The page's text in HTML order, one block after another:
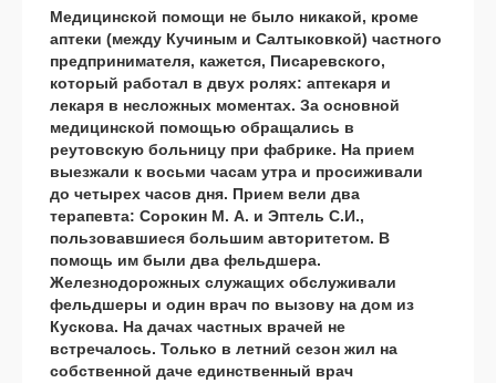
Медицинской помощи не было никакой, кроме
аптеки (между Кучиным и Салтыковкой) частного
предпринимателя, кажется, Писаревского,
который работал в двух ролях: аптекаря и
лекаря в несложных моментах. За основной
медицинской помощью обращались в
реутовскую больницу при фабрике. На прием
выезжали к восьми часам утра и просиживали
до четырех часов дня. Прием вели два
терапевта: Сорокин М. А. и Эптель С.И.,
пользовавшиеся большим авторитетом. В
помощь им были два фельдшера.
Железнодорожных служащих обслуживали
фельдшеры и один врач по вызову на дом из
Кускова. На дачах частных врачей не
встречалось. Только в летний сезон жил на
собственной даче единственный врач